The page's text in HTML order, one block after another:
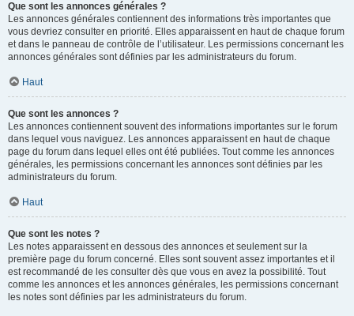
Que sont les annonces générales ?
Les annonces générales contiennent des informations très importantes que
vous devriez consulter en priorité. Elles apparaissent en haut de chaque forum
et dans le panneau de contrôle de l’utilisateur. Les permissions concernant les
annonces générales sont définies par les administrateurs du forum.
Haut
Que sont les annonces ?
Les annonces contiennent souvent des informations importantes sur le forum
dans lequel vous naviguez. Les annonces apparaissent en haut de chaque
page du forum dans lequel elles ont été publiées. Tout comme les annonces
générales, les permissions concernant les annonces sont définies par les
administrateurs du forum.
Haut
Que sont les notes ?
Les notes apparaissent en dessous des annonces et seulement sur la
première page du forum concerné. Elles sont souvent assez importantes et il
est recommandé de les consulter dès que vous en avez la possibilité. Tout
comme les annonces et les annonces générales, les permissions concernant
les notes sont définies par les administrateurs du forum.